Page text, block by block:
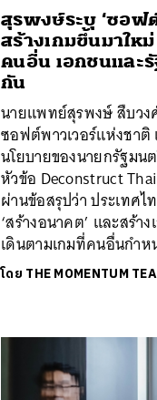
สุรพงษ์ระบุ ‘ซอฟ
สร้างเกมขึ้นมาให
คนอื่น เอกชนและ
กัน
นายแพทย์สุรพงษ์ สืบวง
ซอฟต์พาวเวอร์แห่งชาติ
นโยบายของนายกรัฐมน
หัวข้อ Deconstruct
ผ่านข้อสรุปว่า ประเทศ
‘สร้างอนาคต’ และสร้า
เดินตามเกมที่คนอื่นกำ
โดย THE MOMENTUM